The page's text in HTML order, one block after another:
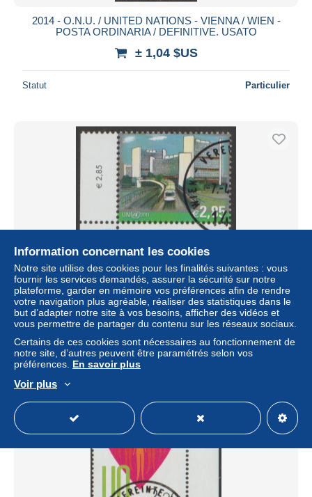
2014 - O.N.U. / UNITED NATIONS - VIENNA / WIEN -
POSTA ORDINARIA / DEFINITIVE. USATO
± 1,04 $US
Statut Particulier
2011 - O.N.U. / UNITED NATIONS - VIENNA / WIEN -
POSTA ORDINARIA / DEFINITIVE. USATO
± 2,31 $US
Statut Particulier
Information concernant les cookies
Notre site utilise des cookies pour les finalités suivantes : vous
fournir les services demandés, assurer la sécurité sur notre
plateforme, garder en mémoire vos préférences afin de rendre
votre navigation plus agréable, réaliser des statistiques dans le
but d’adapter notre site à vos besoins, afficher des vidéos et
vous permettre de partager du contenu sur les réseaux sociaux.
Certains de ces cookies sont nécessaires au fonctionnement de
notre site, d’autres peuvent être paramétrés selon vos
préférences. En savoir plus
Voir plus